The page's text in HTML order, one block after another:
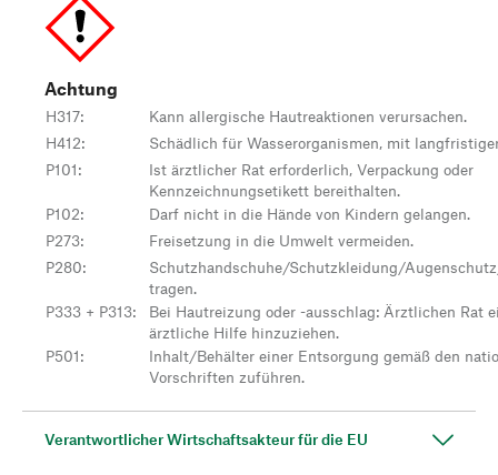
Achtung
H317:
Kann allergische Hautreaktionen verursachen.
H412:
Schädlich für Wasserorganismen, mit
P101:
Ist ärztlicher Rat erforderlich, Verpackung oder
Kennzeichnungsetikett bereithalten.
P102:
Darf nicht in die Hände von Kindern gelangen.
P273:
Freisetzung in die Umwelt vermeiden.
P280:
Schutzhandschuhe/Schutzkleidung/
tragen.
P333 + P313:
Bei Hautreizung oder -ausschlag: Ärztlichen Rat
ärztliche Hilfe hinzuziehen.
P501:
Inhalt/Behälter einer Entsorgung gemäß den
Vorschriften zuführen.
Verantwortlicher Wirtschaftsakteur für die EU